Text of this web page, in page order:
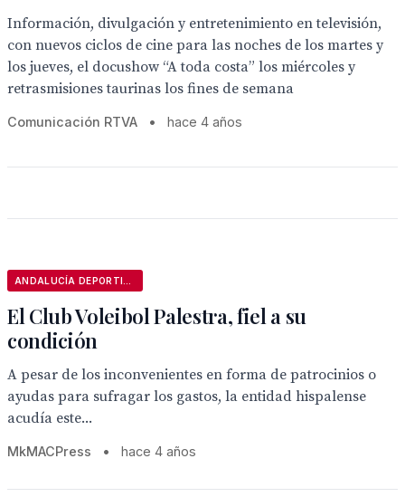
Información, divulgación y entretenimiento en televisión,
con nuevos ciclos de cine para las noches de los martes y
los jueves, el docushow “A toda costa” los miércoles y
retrasmisiones taurinas los fines de semana
Comunicación RTVA • hace 4 años
El Club Voleibol Palestra, fiel a su
condición
A pesar de los inconvenientes en forma de patrocinios o
ayudas para sufragar los gastos, la entidad hispalense
acudía este...
MkMACPress • hace 4 años